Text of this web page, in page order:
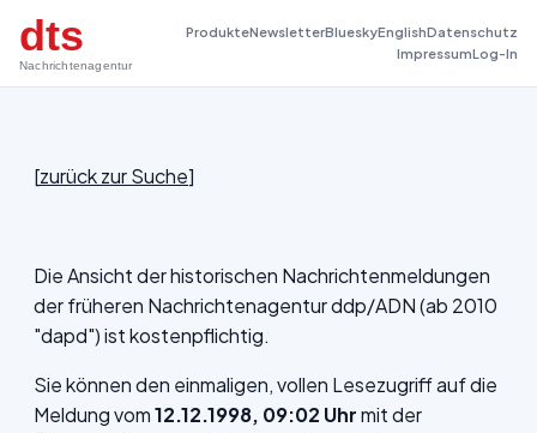
dts
Nachrichtenagentur
ProdukteNewsletterBlueskyEnglishDatenschutz
ImpressumLog-In
[zurück zur Suche]
Die Ansicht der historischen Nachrichtenmeldungen
der früheren Nachrichtenagentur ddp/ADN (ab 2010
"dapd") ist kostenpflichtig.
Sie können den einmaligen, vollen Lesezugriff auf die
Meldung vom12.12.1998, 09:02 Uhrmit der